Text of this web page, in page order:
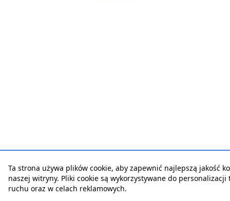
Ta strona używa plików cookie, aby zapewnić najlepszą jakość
naszej witryny. Pliki cookie są wykorzystywane do personalizacji
ruchu oraz w celach reklamowych.